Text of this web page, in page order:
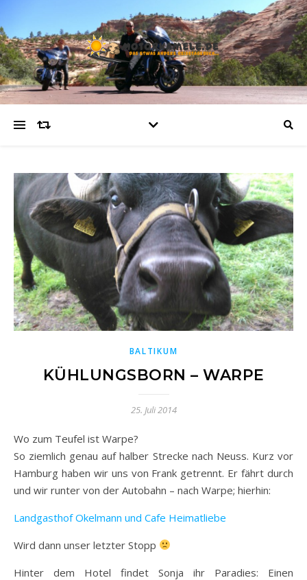
BALTIKUM
KÜHLUNGSBORN – WARPE
25. Juli 2014
Wo zum Teufel ist Warpe?
So ziemlich genau auf halber Strecke nach Neuss. Kurz vor
Hamburg haben wir uns von Frank getrennt. Er fährt durch
und wir runter von der Autobahn – nach Warpe; hierhin:
Landgasthof Okelmann und Cafe Heimatliebe
Wird dann unser letzter Stopp
Hinter dem Hotel findet Sonja ihr Paradies: Einen